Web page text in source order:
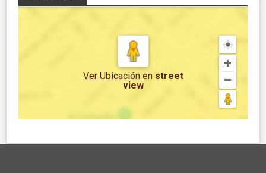
Ver Ubicación en street
view